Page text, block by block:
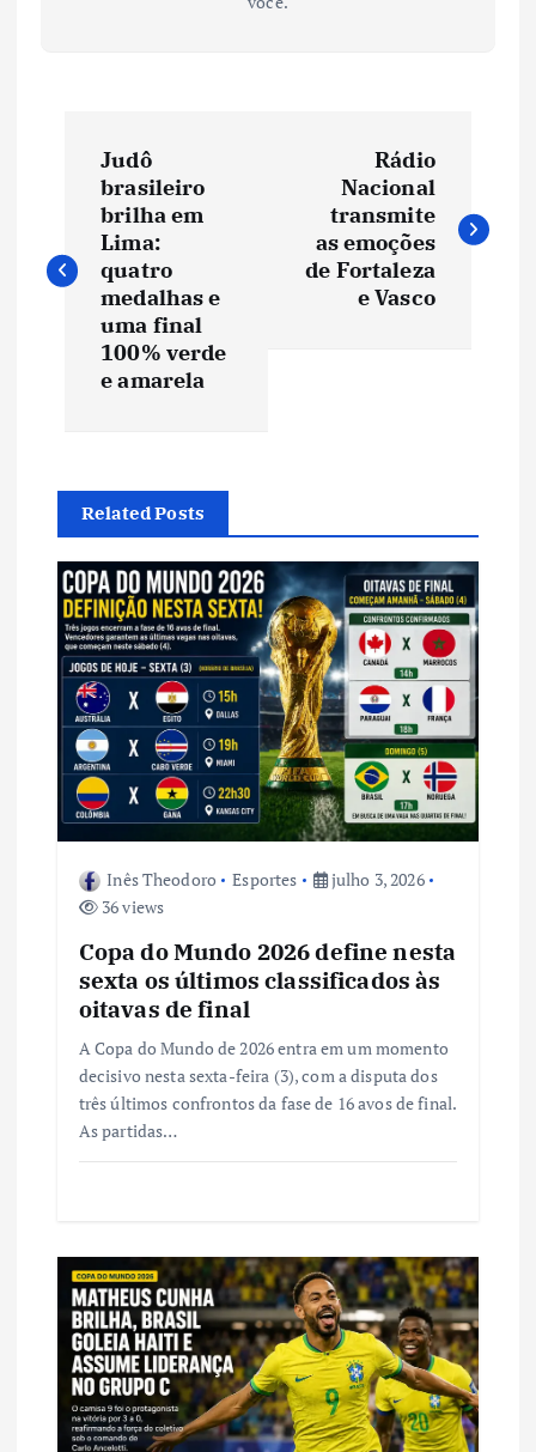
v
ç
ã
o
d
e
P
o
Judô
brasileiro
brilha em
Lima:
quatro
medalhas e
uma final
100% verde
e amarela
Rádio
Nacional
transmite
as emoções
de Fortaleza
e Vasco
Related Posts
Inês Theodoro Esportes
julho 3, 2026
36 views
Copa do Mundo 2026 define nesta
sexta os últimos classificados às
oitavas de final
A Copa do Mundo de 2026 entra em um momento
decisivo nesta sexta-feira (3), com a disputa dos
três últimos confrontos da fase de 16 avos de final.
As partidas…